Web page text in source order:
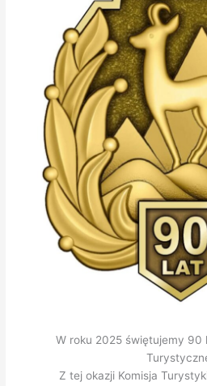
W roku 2025 świętujemy 90
Z tej okazji Komisja